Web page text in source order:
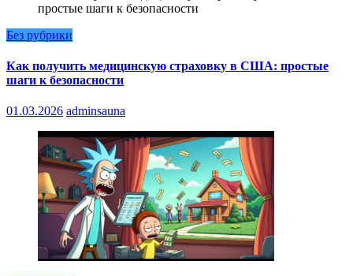
Без рубрики
Как получить медицинскую страховку в США: простые
шаги к безопасности
01.03.2026 adminsauna